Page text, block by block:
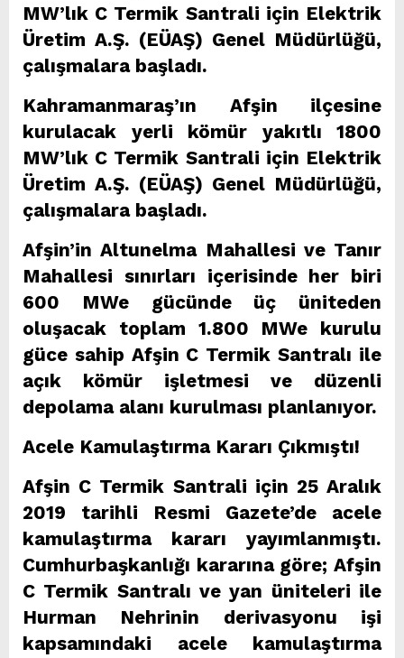
MW’lık C Termik Santrali için Elektrik
Üretim A.Ş. (EÜAŞ) Genel Müdürlüğü,
çalışmalara başladı.
Kahramanmaraş’ın Afşin ilçesine
kurulacak yerli kömür yakıtlı 1800
MW’lık C Termik Santrali için Elektrik
Üretim A.Ş. (EÜAŞ) Genel Müdürlüğü,
çalışmalara başladı.
Afşin’in Altunelma Mahallesi ve Tanır
Mahallesi sınırları içerisinde her biri
600 MWe gücünde üç üniteden
oluşacak toplam 1.800 MWe kurulu
güce sahip Afşin C Termik Santralı ile
açık kömür işletmesi ve düzenli
depolama alanı kurulması planlanıyor.
Acele Kamulaştırma Kararı Çıkmıştı!
Afşin C Termik Santrali için 25 Aralık
2019 tarihli Resmi Gazete’de acele
kamulaştırma kararı yayımlanmıştı.
Cumhurbaşkanlığı kararına göre; Afşin
C Termik Santralı ve yan üniteleri ile
Hurman Nehrinin derivasyonu işi
kapsamındaki acele kamulaştırma